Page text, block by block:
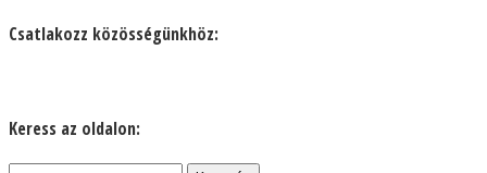
Csatlakozz közösségünkhöz:
Keress az oldalon: